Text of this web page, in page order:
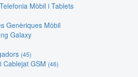
Mòbil i Tablets
Genèriques Mòbil
Galaxy
(45)
Cablejat GSM (46)